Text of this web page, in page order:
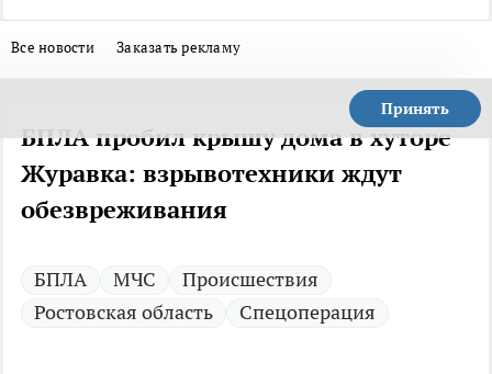
Все новости Заказать рекламу
Принять
БПЛА пробил крышу дома в хуторе
Журавка: взрывотехники ждут
обезвреживания
БПЛА МЧС
Происшествия
Ростовская область
Спецоперация